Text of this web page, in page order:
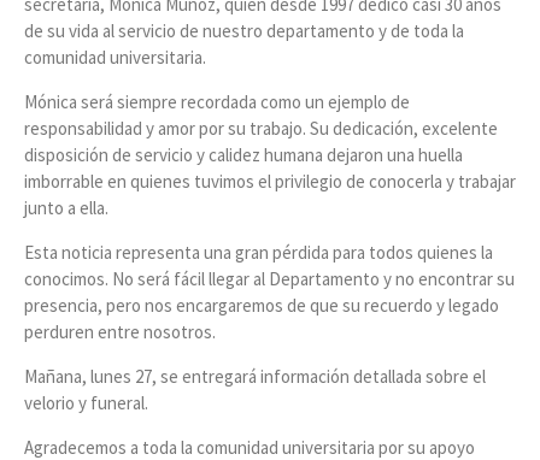
de su vida al servicio de nuestro departamento y de toda la
comunidad universitaria.
Mónica será siempre recordada como un ejemplo de
responsabilidad y amor por su trabajo. Su dedicación, excelente
disposición de servicio y calidez humana dejaron una huella
imborrable en quienes tuvimos el privilegio de conocerla y trabajar
junto a ella.
Esta noticia representa una gran pérdida para todos quienes la
conocimos. No será fácil llegar al Departamento y no encontrar su
presencia, pero nos encargaremos de que su recuerdo y legado
perduren entre nosotros.
Mañana, lunes 27, se entregará información detallada sobre el
velorio y funeral.
Agradecemos a toda la comunidad universitaria por su apoyo